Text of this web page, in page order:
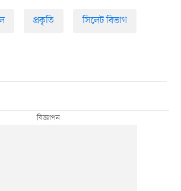
প্রকৃতি সিলেট বিভাগ